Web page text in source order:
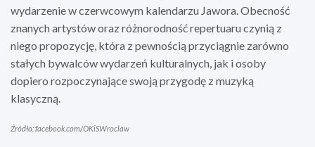
wydarzenie w czerwcowym kalendarzu Jawora. Obecność
znanych artystów oraz różnorodność repertuaru czynią z
niego propozycję, która z pewnością przyciągnie zarówno
stałych bywalców wydarzeń kulturalnych, jak i osoby
dopiero rozpoczynające swoją przygodę z muzyką
klasyczną.
Źródło: facebook.com/OKiSWroclaw